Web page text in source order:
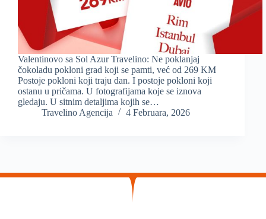
Valentinovo sa Sol Azur Travelino: Ne poklanjaj
čokoladu pokloni grad koji se pamti, već od 269 KM
Postoje pokloni koji traju dan. I postoje pokloni koji
ostanu u pričama. U fotografijama koje se iznova
gledaju. U sitnim detaljima kojih se…
Travelino Agencija
4 Februara, 2026